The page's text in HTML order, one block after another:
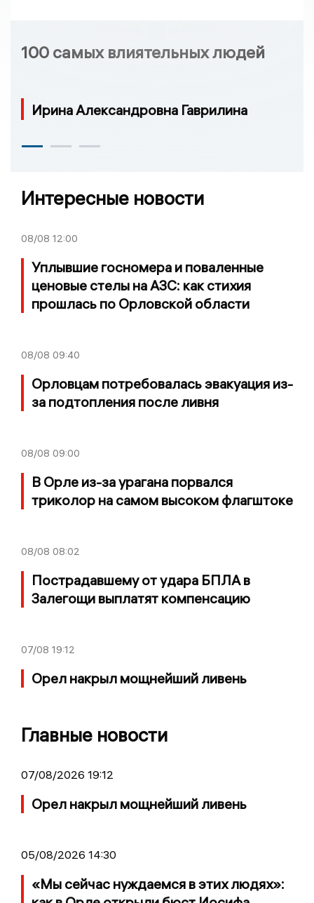
100 самых влиятельных людей
Ирина Александровна Гаврилина
Интересные новости
08/08 12:00
Уплывшие госномера и поваленные
ценовые стелы на АЗС: как стихия
прошлась по Орловской области
08/08 09:40
Орловцам потребовалась эвакуация из-
за подтопления после ливня
08/08 09:00
В Орле из-за урагана порвался
триколор на самом высоком флагштоке
08/08 08:02
Пострадавшему от удара БПЛА в
Залегощи выплатят компенсацию
07/08 19:12
Орел накрыл мощнейший ливень
Главные новости
07/08/2026 19:12
Орел накрыл мощнейший ливень
05/08/2026 14:30
«Мы сейчас нуждаемся в этих людях»: